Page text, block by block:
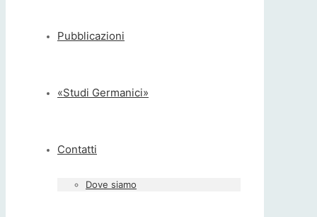
Pubblicazioni
«Studi Germanici»
Contatti
Dove siamo